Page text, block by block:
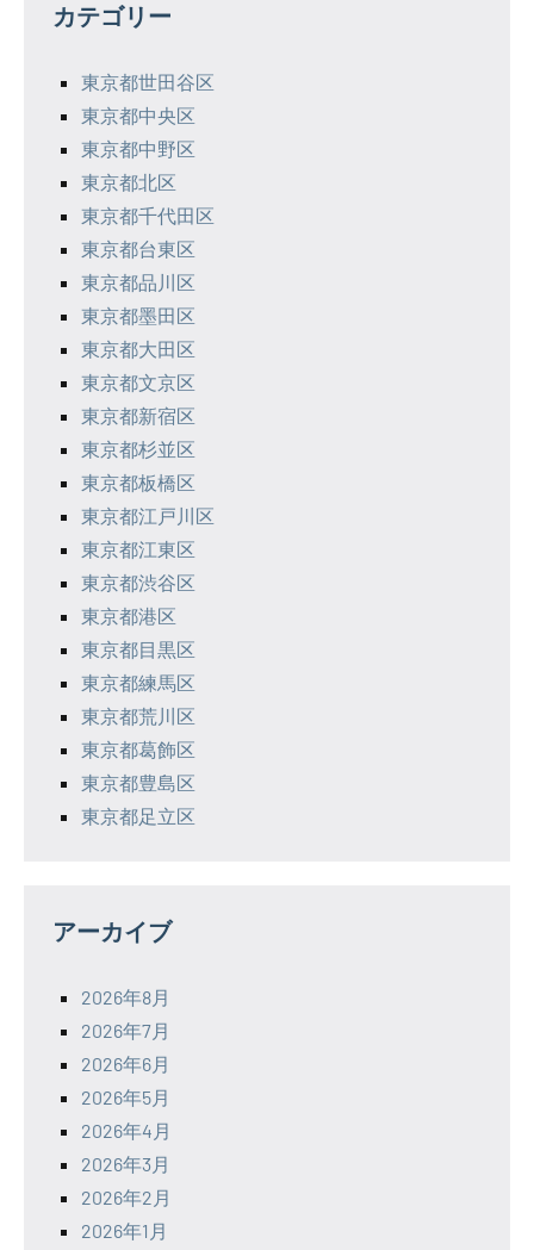
ー
カテゴリー
東京都世田谷区
東京都中央区
東京都中野区
東京都北区
東京都千代田区
東京都台東区
東京都品川区
東京都墨田区
東京都大田区
東京都文京区
東京都新宿区
東京都杉並区
東京都板橋区
東京都江戸川区
東京都江東区
東京都渋谷区
東京都港区
東京都目黒区
東京都練馬区
東京都荒川区
東京都葛飾区
東京都豊島区
東京都足立区
アーカイブ
2026年8月
2026年7月
2026年6月
2026年5月
2026年4月
2026年3月
2026年2月
2026年1月